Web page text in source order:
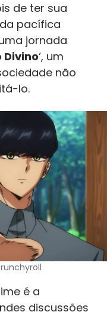
de ter sua
pacífica
jornada
Divino‘, um
não
lo.
é a
discussões